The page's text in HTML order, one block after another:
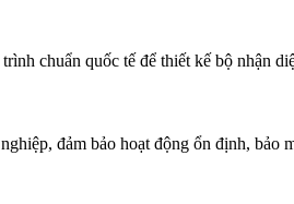
chuẩn quốc tế để thiết kế bộ nhận
đảm bảo hoạt động ổn định, bảo